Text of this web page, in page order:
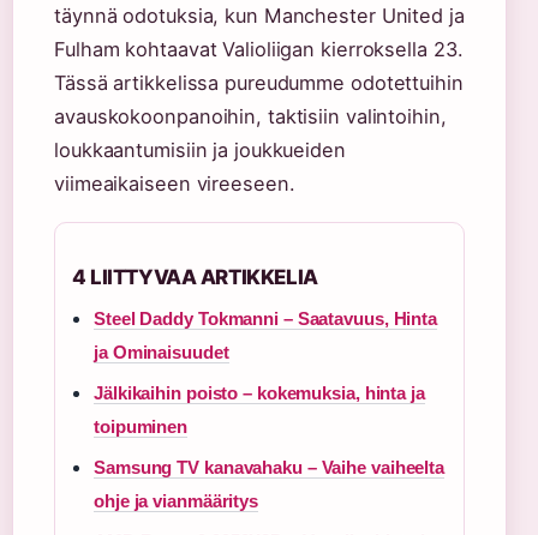
täynnä odotuksia, kun Manchester United ja
Fulham kohtaavat Valioliigan kierroksella 23.
Tässä artikkelissa pureudumme odotettuihin
avauskokoonpanoihin, taktisiin valintoihin,
loukkaantumisiin ja joukkueiden
viimeaikaiseen vireeseen.
4 LIITTYVAA ARTIKKELIA
Steel Daddy Tokmanni – Saatavuus, Hinta
ja Ominaisuudet
Jälkikaihin poisto – kokemuksia, hinta ja
toipuminen
Samsung TV kanavahaku – Vaihe vaiheelta
ohje ja vianmääritys